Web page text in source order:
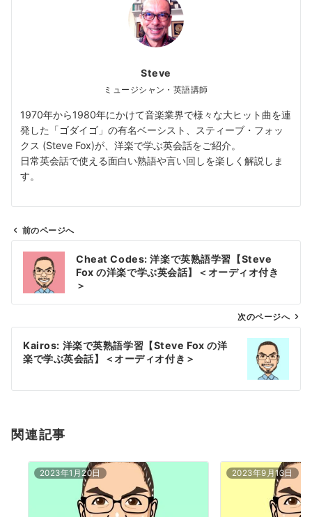
Steve
ミュージシャン・英語講師
1970年から1980年にかけて音楽業界で様々な大ヒット曲を連
発した「ゴダイゴ」の有名ベーシスト、スティーブ・フォッ
クス (Steve Fox)が、洋楽で学ぶ英会話をご紹介。
日常英会話で使える面白い熟語や言い回しを楽しく解説しま
す。
ン
前のページへ
Cheat Codes: 洋楽で英熟語学習【Steve
Fox の洋楽で学ぶ英会話】＜オーディオ付き
＞
次のページへ
Kairos: 洋楽で英熟語学習【Steve Fox の洋
楽で学ぶ英会話】＜オーディオ付き＞
関連記事
2023年1月20日 2023年9月13日